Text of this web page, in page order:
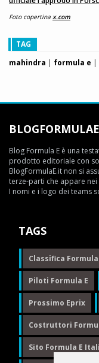
Foto copertina x.com
TAG
mahindra | formula e |
Blog Formula E è una
prodotto editoriale con
BlogFormulaE.it non si
terze-parti che appare
I nomi e i logo dei teams
TAGS
Classifica Formula
Piloti Formula E
Prossimo Eprix
Costruttori
Sito Formula E